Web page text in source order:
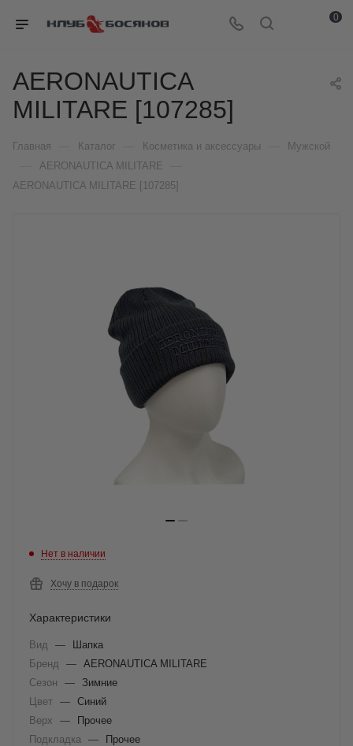
0
AERONAUTICA
MILITARE [107285]
Главная Каталог Косметика и аксессуары Мужской
AERONAUTICA MILITARE
AERONAUTICA MILITARE [107285]
Нет в наличии
Хочу в подарок
Характеристики
Вид —
Шапка
Бренд
— AERONAUTICA MILITARE
Сезон
— Зимние
Цвет — Синий
Верх
—
Прочее
Подкладка
— Прочее